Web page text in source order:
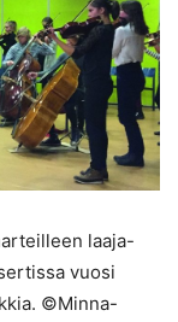
laaja-
vuosi
©Minna-